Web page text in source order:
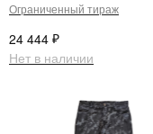
Ограниченный тираж
24 444 ₽
Нет в наличии
DRAKEOFFC